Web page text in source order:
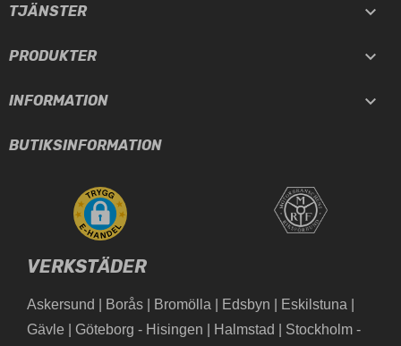
TJÄNSTER 
PRODUKTER 
INFORMATION 
BUTIKSINFORMATION
VERKSTÄDER
Askersund Borås Bromölla Edsbyn Eskilstuna
Gävle
Göteborg - Hisingen Halmstad Stockholm -